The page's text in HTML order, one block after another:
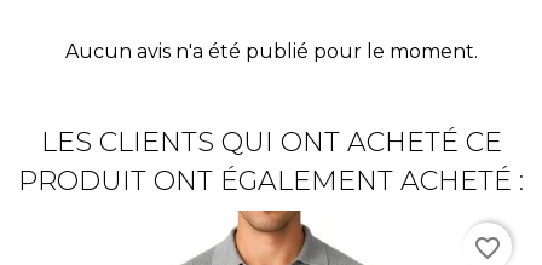
Aucun avis n'a été publié pour le moment.
LES CLIENTS QUI ONT ACHETÉ CE
PRODUIT ONT ÉGALEMENT ACHETÉ :
favorite_border